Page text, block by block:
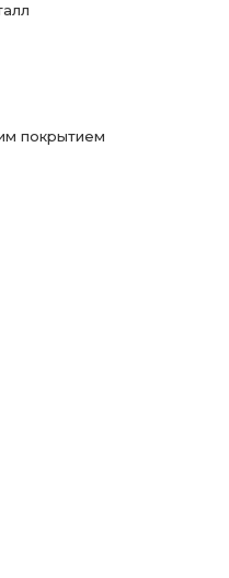
покрытием